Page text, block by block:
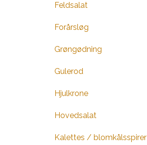
Feldsalat
Forårsløg
Grøngødning
Gulerod
Hjulkrone
Hovedsalat
Kalettes / blomkålsspirer